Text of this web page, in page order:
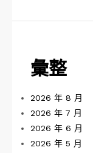
彙整
2026 年 8 月
2026 年 7 月
2026 年 6 月
2026 年 5 月